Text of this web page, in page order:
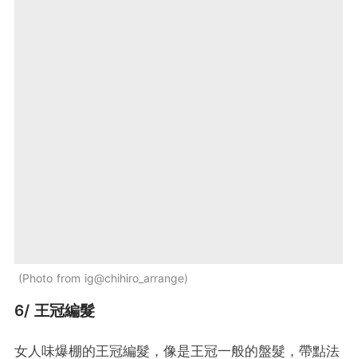
Photo from ig@chihiro_arrange
6/ 王冠編髮
女人味爆棚的王冠編髮，像是王冠一般的盤髮，帶點法